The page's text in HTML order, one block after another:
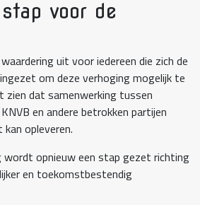
voor de
uit voor iedereen die zich de
om deze verhoging mogelijk te
zien dat samenwerking tussen
en andere betrokken partijen
opleveren.
wordt opnieuw een stap gezet richting
en toekomstbestendig